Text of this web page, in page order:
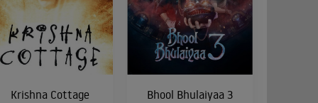
Krishna Cottage Bhool Bhulaiyaa 3